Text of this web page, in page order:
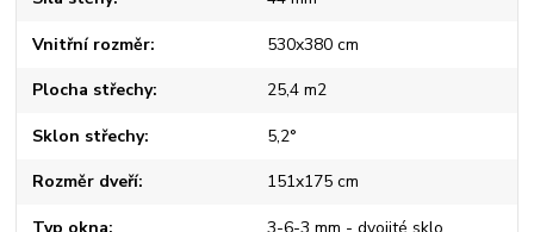
Vnitřní rozměr 530x380 cm
Plocha střechy 25,4 m2
Sklon střechy 5,2°
Rozměr dveří 151x175 cm